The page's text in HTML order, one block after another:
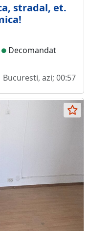
stradal, et.
Decomandat
Bucuresti, azi; 00:57